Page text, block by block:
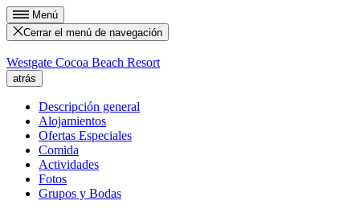
Menú
Cerrar el menú de navegación
Westgate Cocoa Beach Resort
atrás
Descripción general
Alojamientos
Ofertas Especiales
Comida
Actividades
Fotos
Grupos y Bodas